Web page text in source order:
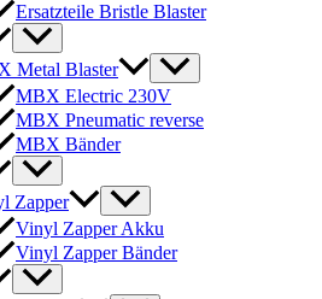
Ersatzteile Bristle Blaster
Metal Blaster
MBX Electric 230V
MBX Pneumatic reverse
MBX Bänder
Zapper
Vinyl Zapper Akku
Vinyl Zapper Bänder